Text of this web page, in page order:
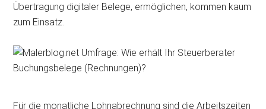
Übertragung digitaler Belege, ermöglichen, kommen kaum
zum Einsatz.
Für die monatliche Lohnabrechnung sind die Arbeitszeiten